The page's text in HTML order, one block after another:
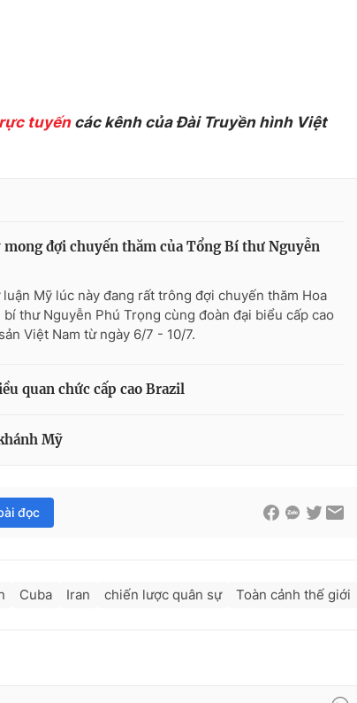
tuyếncác kênh của Đài Truyền hình Việt
mong đợi chuyến thăm của Tổng Bí thư Nguyễn
luận Mỹ lúc này đang rất trông đợi chuyến thăm Hoa
bí thư Nguyễn Phú Trọng cùng đoàn đại biểu cấp cao
Việt Nam từ ngày 6/7 - 10/7.
quan chức cấp cao Brazil
Mỹ
đọc
Cuba Iran chiến lược quân sự Toàn cảnh thế giới